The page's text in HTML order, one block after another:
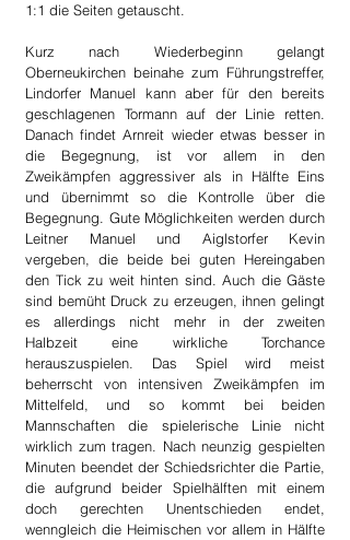
1:1 die Seiten getauscht.
Kurz nach Wiederbeginn gelangt
Oberneukirchen beinahe zum Führungstreffer,
Lindorfer Manuel kann aber für den bereits
geschlagenen Tormann auf der Linie retten.
Danach findet Arnreit wieder etwas besser in
die Begegnung, ist vor allem in den
Zweikämpfen aggressiver als in Hälfte Eins
und übernimmt so die Kontrolle über die
Begegnung. Gute Möglichkeiten werden durch
Leitner Manuel und Aiglstorfer Kevin
vergeben, die beide bei guten Hereingaben
den Tick zu weit hinten sind. Auch die Gäste
sind bemüht Druck zu erzeugen, ihnen gelingt
es allerdings nicht mehr in der zweiten
Halbzeit eine wirkliche Torchance
herauszuspielen. Das Spiel wird meist
beherrscht von intensiven Zweikämpfen im
Mittelfeld, und so kommt bei beiden
Mannschaften die spielerische Linie nicht
wirklich zum tragen. Nach neunzig gespielten
Minuten beendet der Schiedsrichter die Partie,
die aufgrund beider Spielhälften mit einem
doch gerechten Unentschieden endet,
wenngleich die Heimischen vor allem in Hälfte